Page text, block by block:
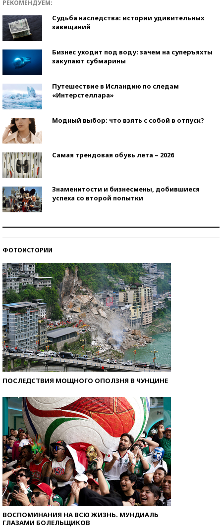
РЕКОМЕНДУЕМ:
Судьба наследства: истории удивительных
завещаний
Бизнес уходит под воду: зачем на суперъяхты
закупают субмарины
Путешествие в Исландию по следам
«Интерстеллара»
Модный выбор: что взять с собой в отпуск?
Самая трендовая обувь лета – 2026
Знаменитости и бизнесмены, добившиеся
успеха со второй попытки
ФОТОИСТОРИИ
ПОСЛЕДСТВИЯ МОЩНОГО ОПОЛЗНЯ В ЧУНЦИНЕ
ВОСПОМИНАНИЯ НА ВСЮ ЖИЗНЬ. МУНДИАЛЬ
ГЛАЗАМИ БОЛЕЛЬЩИКОВ